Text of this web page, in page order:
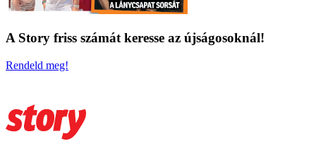
A Story friss számát keresse az újságosoknál!
Rendeld meg!